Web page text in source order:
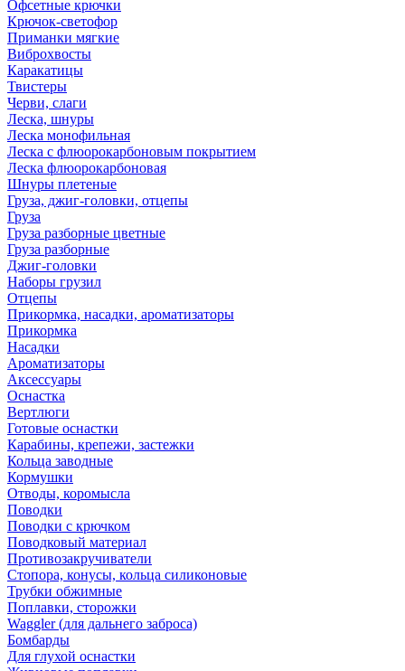
Офсетные крючки
Крючок-светофор
Приманки мягкие
Виброхвосты
Каракатицы
Твистеры
Черви, слаги
Леска, шнуры
Леска монофильная
Леска с флюорокарбоновым покрытием
Леска флюорокарбоновая
Шнуры плетеные
Груза, джиг-головки, отцепы
Груза
Груза разборные цветные
Груза разборные
Джиг-головки
Наборы грузил
Отцепы
Прикормка, насадки, ароматизаторы
Прикормка
Насадки
Ароматизаторы
Аксессуары
Оснастка
Вертлюги
Готовые оснастки
Карабины, крепежи, застежки
Кольца заводные
Кормушки
Отводы, коромысла
Поводки
Поводки с крючком
Поводковый материал
Противозакручиватели
Стопора, конусы, кольца силиконовые
Трубки обжимные
Поплавки, сторожки
Waggler (для дальнего заброса)
Бомбарды
Для глухой оснастки